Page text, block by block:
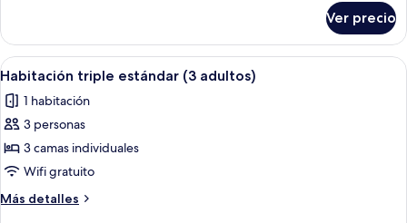
individual,
balcón
doble
de
uso
balcón
Ver precio
Abrir
todas
las
fotos
de
Habitación
triple
estándar
Habitación de hotel con dos camas,
5
Habitación triple estándar (3 adultos)
1 habitación
3 personas
3 camas individuales
Wifi gratuito
Más detalles
Más